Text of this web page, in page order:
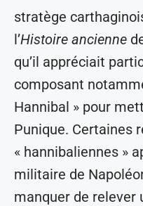
stratège
l’Histoire ancienne
qu’il appréciait
composant
Hannibal » pour
Punique. Certaines
« hannibaliennes »
militaire de
manquer de relever